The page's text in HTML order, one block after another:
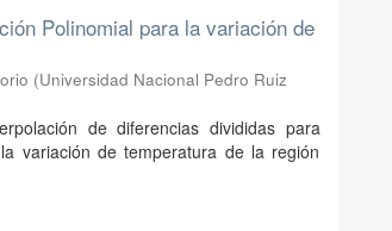
Polinomial para la variación de
(Universidad Nacional Pedro Ruiz
de diferencias divididas para
variación de temperatura de la región